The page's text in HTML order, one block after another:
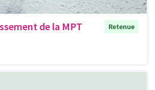
de la MPT
Retenue